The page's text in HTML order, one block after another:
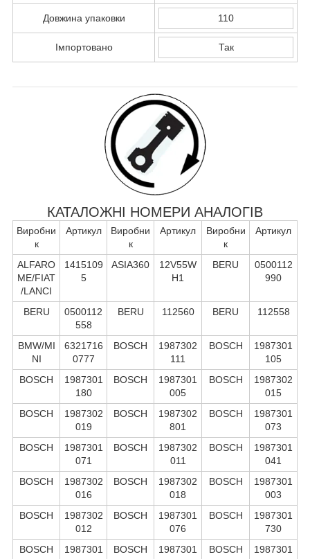
Довжина упаковки 110
Імпортовано Так
КАТАЛОЖНІ НОМЕРИ АНАЛОГІВ
Виробни
к
Артикул
Виробни
к
Артикул
Виробни
к
Артикул
ALFARO
ME/FIAT
/LANCI
1415109
5
ASIA360
12V55W
H1
BERU
0500112
990
BERU
0500112
558
BERU 112560 BERU 112558
BMW/MI
NI
6321716
0777
BOSCH
1987302
111
BOSCH
1987301
105
BOSCH
1987301
180
BOSCH
1987301
005
BOSCH
1987302
015
BOSCH
1987302
019
BOSCH
1987302
801
BOSCH
1987301
073
BOSCH
1987301
071
BOSCH
1987302
011
BOSCH
1987301
041
BOSCH
1987302
016
BOSCH
1987302
018
BOSCH
1987301
003
BOSCH
1987302
012
BOSCH
1987301
076
BOSCH
1987301
730
BOSCH
1987301
BOSCH
1987301
BOSCH
1987301